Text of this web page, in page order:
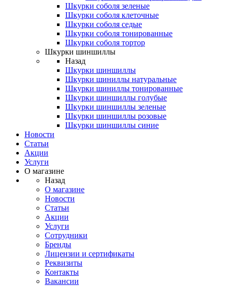
Шкурки соболя зеленые
Шкурки соболя клеточные
Шкурки соболя седые
Шкурки соболя тонированные
Шкурки соболя тортор
Шкурки шиншиллы
Назад
Шкурки шиншиллы
Шкурки шиниллы натуральные
Шкурки шиниллы тонированные
Шкурки шиншиллы голубые
Шкурки шиншиллы зеленые
Шкурки шиншиллы розовые
Шкурки шиншиллы синие
Новости
Статьи
Акции
Услуги
О магазине
Назад
О магазине
Новости
Статьи
Акции
Услуги
Сотрудники
Бренды
Лицензии и сертификаты
Реквизиты
Контакты
Вакансии